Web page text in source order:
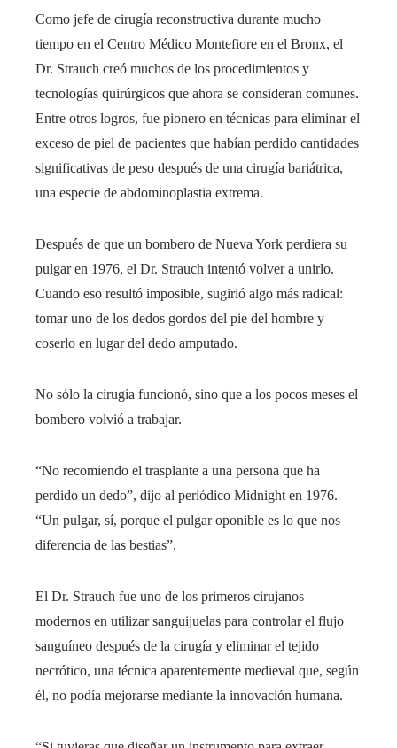
Como jefe de cirugía reconstructiva durante mucho
tiempo en el Centro Médico Montefiore en el Bronx, el
Dr. Strauch creó muchos de los procedimientos y
tecnologías quirúrgicos que ahora se consideran comunes.
Entre otros logros, fue pionero en técnicas para eliminar el
exceso de piel de pacientes que habían perdido cantidades
significativas de peso después de una cirugía bariátrica,
una especie de abdominoplastia extrema.
Después de que un bombero de Nueva York perdiera su
pulgar en 1976, el Dr. Strauch intentó volver a unirlo.
Cuando eso resultó imposible, sugirió algo más radical:
tomar uno de los dedos gordos del pie del hombre y
coserlo en lugar del dedo amputado.
No sólo la cirugía funcionó, sino que a los pocos meses el
bombero volvió a trabajar.
“No recomiendo el trasplante a una persona que ha
perdido un dedo”, dijo al periódico Midnight en 1976.
“Un pulgar, sí, porque el pulgar oponible es lo que nos
diferencia de las bestias”.
El Dr. Strauch fue uno de los primeros cirujanos
modernos en utilizar sanguijuelas para controlar el flujo
sanguíneo después de la cirugía y eliminar el tejido
necrótico, una técnica aparentemente medieval que, según
él, no podía mejorarse mediante la innovación humana.